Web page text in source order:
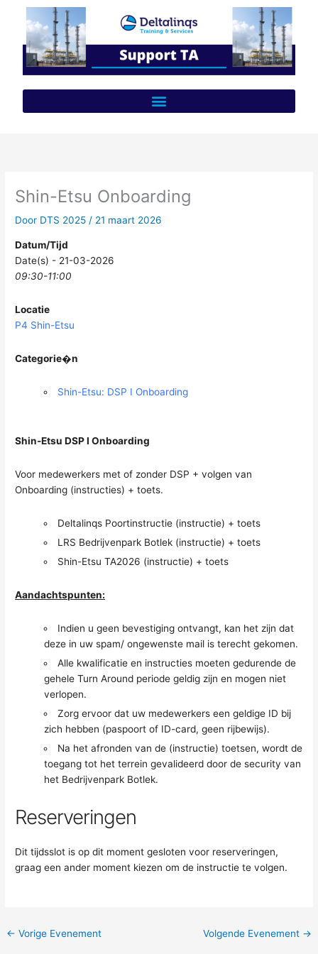
inhoud
Shin-Etsu Onboarding
Door DTS 2025 / 21 maart 2026
Datum/Tijd
Date(s) - 21-03-2026
09:30-11:00
Locatie
P4 Shin-Etsu
Categorie�n
Shin-Etsu: DSP I Onboarding
Shin-Etsu DSP I Onboarding
Voor medewerkers met of zonder DSP + volgen van
Onboarding (instructies) + toets.
Deltalinqs Poortinstructie (instructie) + toets
LRS Bedrijvenpark Botlek (instructie) + toets
Shin-Etsu TA2026 (instructie) + toets
Aandachtspunten:
Indien u geen bevestiging ontvangt, kan het zijn dat
deze in uw spam/ ongewenste mail is terecht gekomen.
Alle kwalificatie en instructies moeten gedurende de
gehele Turn Around periode geldig zijn en mogen niet
verlopen.
Zorg ervoor dat uw medewerkers een geldige ID bij
zich hebben (paspoort of ID-card, geen rijbewijs).
Na het afronden van de (instructie) toetsen, wordt de
toegang tot het terrein gevalideerd door de security van
het Bedrijvenpark Botlek.
Reserveringen
Dit tijdsslot is op dit moment gesloten voor reserveringen,
graag een ander moment kiezen om de instructie te volgen.
← Vorige Evenement Volgende Evenement →